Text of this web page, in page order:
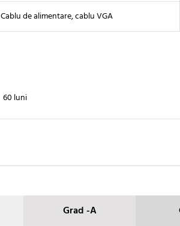
Cablu de alimentare, cablu VGA
60 luni
Grad -A